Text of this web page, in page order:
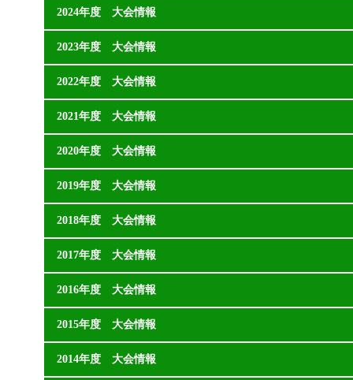
2024年度 大会情報
2023年度 大会情報
2022年度 大会情報
2021年度 大会情報
2020年度 大会情報
2019年度 大会情報
2018年度 大会情報
2017年度 大会情報
2016年度 大会情報
2015年度 大会情報
2014年度 大会情報